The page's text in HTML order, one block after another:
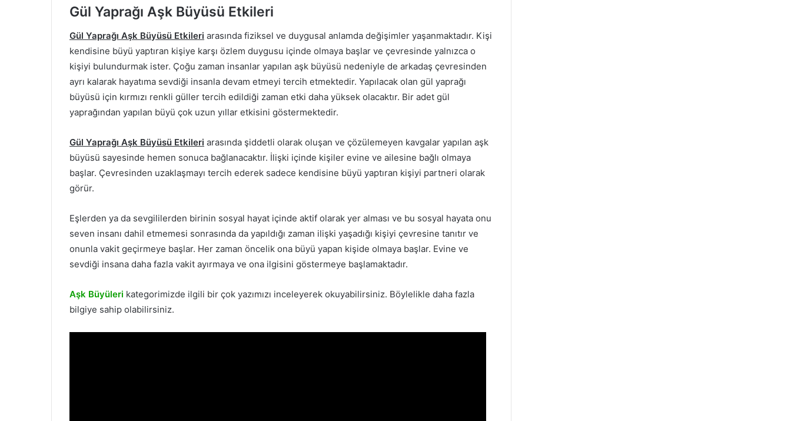
Gül Yaprağı Aşk Büyüsü Etkileri
Gül Yaprağı Aşk Büyüsü Etkileri arasında fiziksel ve duygusal anlamda değişimler yaşanmaktadır. Kişi
kendisine büyü yaptıran kişiye karşı özlem duygusu içinde olmaya başlar ve çevresinde yalnızca o
kişiyi bulundurmak ister. Çoğu zaman insanlar yapılan aşk büyüsü nedeniyle de arkadaş çevresinden
ayrı kalarak hayatıma sevdiği insanla devam etmeyi tercih etmektedir. Yapılacak olan gül yaprağı
büyüsü için kırmızı renkli güller tercih edildiği zaman etki daha yüksek olacaktır. Bir adet gül
yaprağından yapılan büyü çok uzun yıllar etkisini göstermektedir.
Gül Yaprağı Aşk Büyüsü Etkileri arasında şiddetli olarak oluşan ve çözülemeyen kavgalar yapılan aşk
büyüsü sayesinde hemen sonuca bağlanacaktır. İlişki içinde kişiler evine ve ailesine bağlı olmaya
başlar. Çevresinden uzaklaşmayı tercih ederek sadece kendisine büyü yaptıran kişiyi partneri olarak
görür.
Eşlerden ya da sevgililerden birinin sosyal hayat içinde aktif olarak yer alması ve bu sosyal hayata onu
seven insanı dahil etmemesi sonrasında da yapıldığı zaman ilişki yaşadığı kişiyi çevresine tanıtır ve
onunla vakit geçirmeye başlar. Her zaman öncelik ona büyü yapan kişide olmaya başlar. Evine ve
sevdiği insana daha fazla vakit ayırmaya ve ona ilgisini göstermeye başlamaktadır.
Aşk Büyüleri kategorimizde ilgili bir çok yazımızı inceleyerek okuyabilirsiniz. Böylelikle daha fazla
bilgiye sahip olabilirsiniz.